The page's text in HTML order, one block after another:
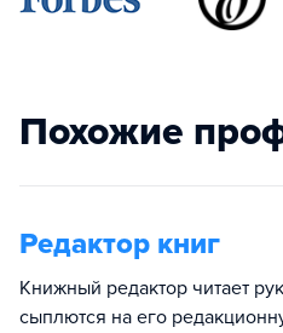
Похожие
Редактор книг
Книжный редактор читает
сыплются на его